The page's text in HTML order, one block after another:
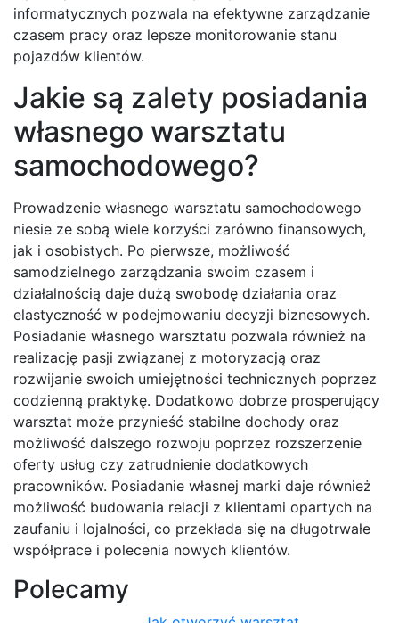
informatycznych pozwala na efektywne zarządzanie
czasem pracy oraz lepsze monitorowanie stanu
pojazdów klientów.
Jakie są zalety posiadania
własnego warsztatu
samochodowego?
Prowadzenie własnego warsztatu samochodowego
niesie ze sobą wiele korzyści zarówno finansowych,
jak i osobistych. Po pierwsze, możliwość
samodzielnego zarządzania swoim czasem i
działalnością daje dużą swobodę działania oraz
elastyczność w podejmowaniu decyzji biznesowych.
Posiadanie własnego warsztatu pozwala również na
realizację pasji związanej z motoryzacją oraz
rozwijanie swoich umiejętności technicznych poprzez
codzienną praktykę. Dodatkowo dobrze prosperujący
warsztat może przynieść stabilne dochody oraz
możliwość dalszego rozwoju poprzez rozszerzenie
oferty usług czy zatrudnienie dodatkowych
pracowników. Posiadanie własnej marki daje również
możliwość budowania relacji z klientami opartych na
zaufaniu i lojalności, co przekłada się na długotrwałe
współprace i polecenia nowych klientów.
Polecamy